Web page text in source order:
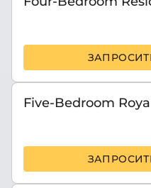
Five-Bedroom